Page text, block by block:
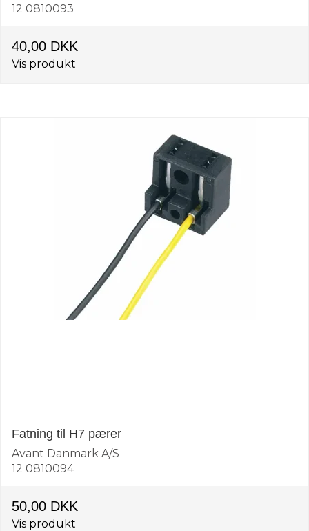
12 0810093
40,00 DKK
Vis produkt
Fatning til H7 pærer
Avant Danmark A/S
12 0810094
50,00 DKK
Vis produkt